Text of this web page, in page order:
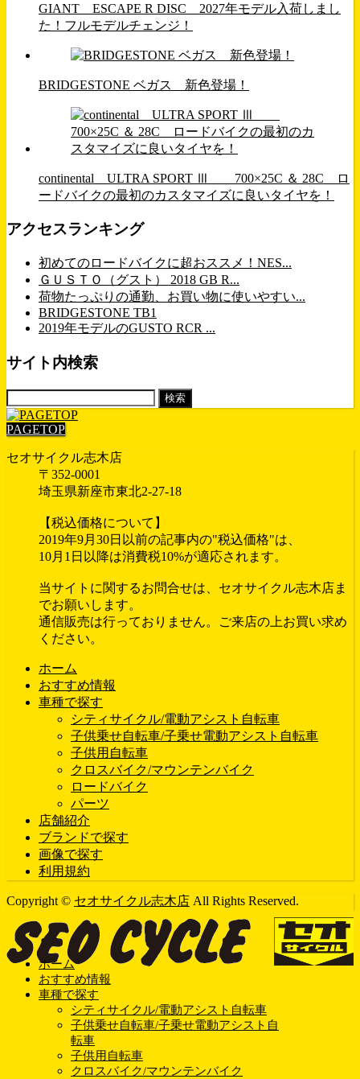
GIANT ESCAPE R DISC 2027年モデル入荷しまし
た！フルモデルチェンジ！
BRIDGESTONE ベガス 新色登場！
continental ULTRA SPORT Ⅲ 700×25C ＆ 28C ロ
ードバイクの最初のカスタマイズに良いタイヤを！
アクセスランキング
初めてのロードバイクに超おススメ！NES...
ＧＵＳＴＯ（グスト） 2018 GB R...
荷物たっぷりの通勤、お買い物に使いやすい...
BRIDGESTONE TB1
2019年モデルのGUSTO RCR ...
サイト内検索
検
索:
PAGETOP
セオサイクル志木店
〒352-0001
埼玉県新座市東北2-27-18
【税込価格について】
2019年9月30日以前の記事内の"税込価格"は、
10月1日以降は消費税10%が適応されます。
当サイトに関するお問合せは、セオサイクル志木店ま
でお願いします。
通信販売は行っておりません。ご来店の上お買い求め
ください。
ホーム
おすすめ情報
車種で探す
シティサイクル/電動アシスト自転車
子供乗せ自転車/子乗せ電動アシスト自転車
子供用自転車
クロスバイク/マウンテンバイク
ロードバイク
パーツ
店舗紹介
ブランドで探す
画像で探す
利用規約
Copyright © セオサイクル志木店 All Rights Reserved.
ホーム
おすすめ情報
車種で探す
シティサイクル/電動アシスト自転車
子供乗せ自転車/子乗せ電動アシスト自
転車
子供用自転車
クロスバイク/マウンテンバイク